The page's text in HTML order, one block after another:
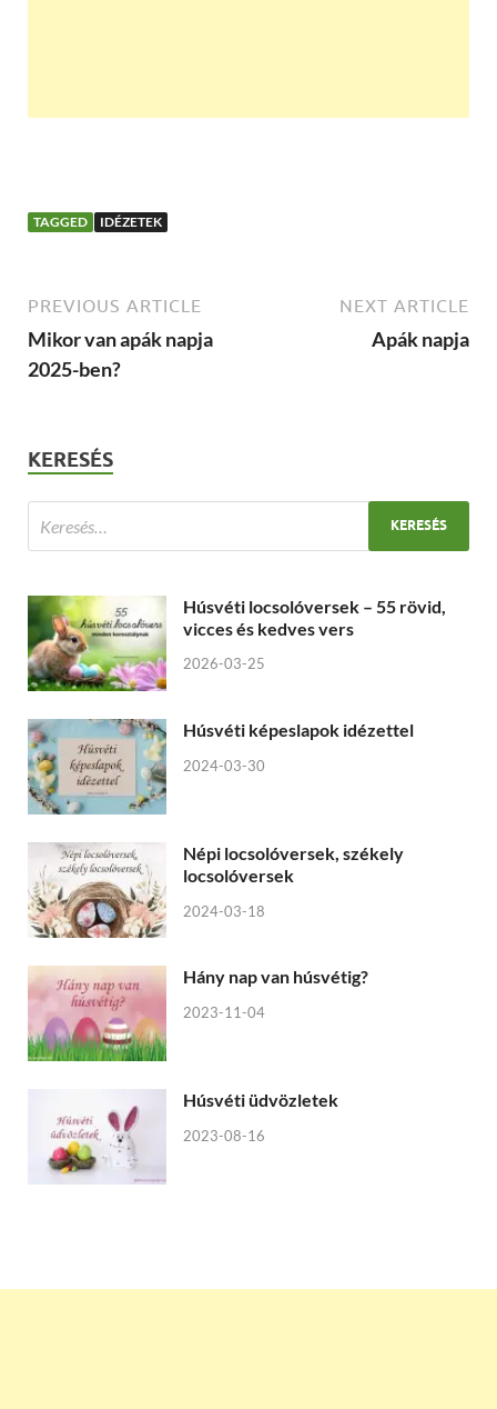
TAGGED IDÉZETEK
PREVIOUS ARTICLE
Mikor van apák napja
2025-ben?
NEXT ARTICLE
Apák napja
KERESÉS
Húsvéti locsolóversek – 55 rövid,
vicces és kedves vers
2026-03-25
Húsvéti képeslapok idézettel
2024-03-30
Népi locsolóversek, székely
locsolóversek
2024-03-18
Hány nap van húsvétig?
2023-11-04
Húsvéti üdvözletek
2023-08-16